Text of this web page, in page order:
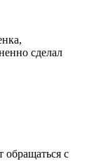
сделал
с